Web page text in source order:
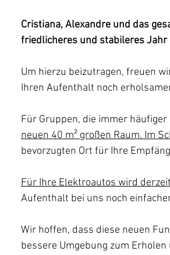
Cristiana, Alexandre und das
friedlicheres und stabileres Jahr
Um hierzu beizutragen, freuen
Ihren Aufenthalt noch
Für Gruppen, die immer
neuen 40 m² großen Raum. Im
bevorzugten Ort für Ihre
Für Ihre Elektroautos wird
Aufenthalt bei uns noch
Wir hoffen, dass diese neuen
bessere Umgebung zum